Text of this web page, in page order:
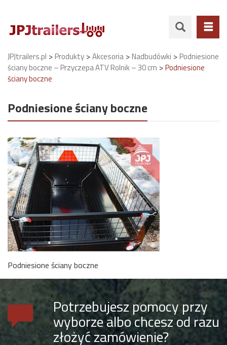
JPJtrailers.pl >Produkty >Akcesoria >Nadbudówki >Podniesione
ściany boczne – Przyczepa ATV Rolnik – 30 cm >Podniesione
ściany boczne
Podniesione ściany boczne
Podniesione ściany boczne
Potrzebujesz pomocy przy
wyborze albo chcesz od razu
złożyć zamówienie?